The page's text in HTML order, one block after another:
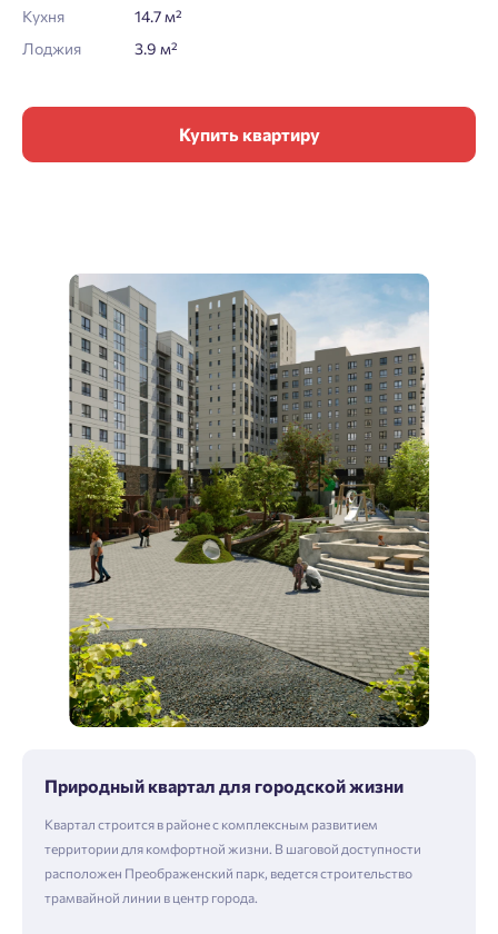
Кухня
14.7 м²
Лоджия
3.9 м²
Купить квартиру
Природный квартал для городской жизни
Квартал строится в районе с комплексным развитием
территории для комфортной жизни. В шаговой доступности
расположен Преображенский парк, ведется строительство
трамвайной линии в центр города.